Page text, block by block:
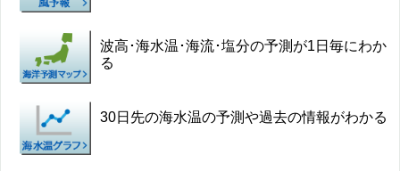
波高･海水温･海流･塩分の予測が1日毎にわか
る
30日先の海水温の予測や過去の情報がわかる